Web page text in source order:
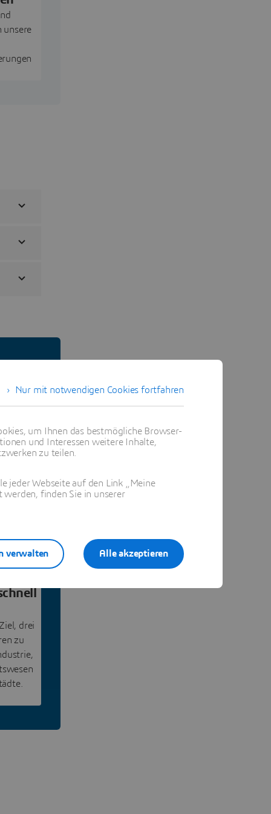
unsere
drei
zu
Nur mit notwendigen Cookies fortfahren
um Ihnen das bestmögliche Browser-
und Interessen weitere Inhalte,
zu teilen.
jeder Webseite auf den Link „Meine
werden, finden Sie in unserer
Alle akzeptieren
verwalten